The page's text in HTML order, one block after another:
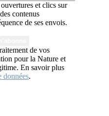
et clics sur
contenus
de ses envois.
de vos
pour la Nature et
En savoir plus
données.